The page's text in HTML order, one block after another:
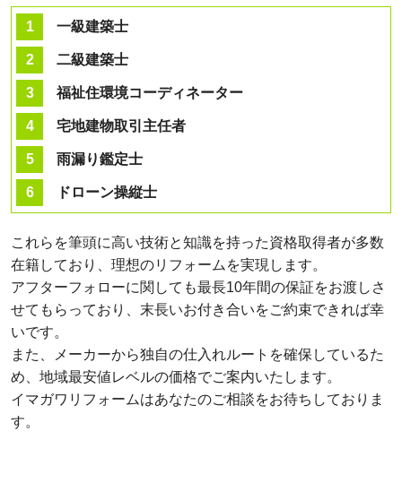
一級建築士
二級建築士
福祉住環境コーディネーター
宅地建物取引主任者
雨漏り鑑定士
ドローン操縦士
これらを筆頭に高い技術と知識を持った資格取得者が多数
在籍しており、理想のリフォームを実現します。
アフターフォローに関しても最長10年間の保証をお渡しさ
せてもらっており、末長いお付き合いをご約束できれば幸
いです。
また、メーカーから独自の仕入れルートを確保しているた
め、地域最安値レベルの価格でご案内いたします。
イマガワリフォームはあなたのご相談をお待ちしておりま
す。